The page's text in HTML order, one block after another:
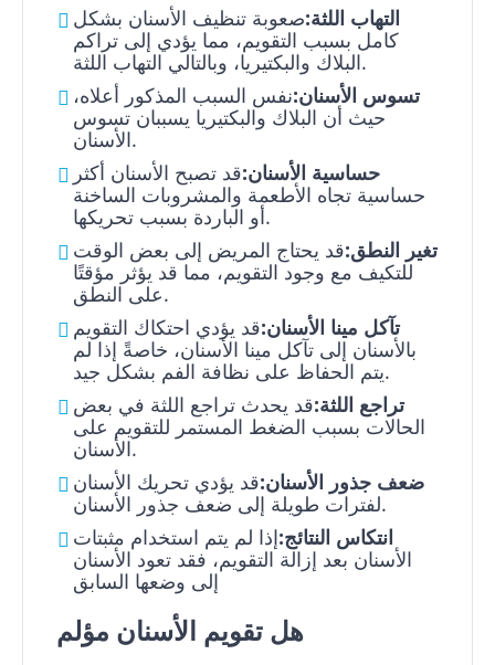
التهاب اللثة:صعوبة تنظيف الأسنان بشكل
كامل بسبب التقويم، مما يؤدي إلى تراكم
البلاك والبكتيريا، وبالتالي التهاب اللثة.
تسوس الأسنان:نفس السبب المذكور أعلاه،
حيث أن البلاك والبكتيريا يسببان تسوس
الأسنان.
حساسية الأسنان:قد تصبح الأسنان أكثر
حساسية تجاه الأطعمة والمشروبات الساخنة
أو الباردة بسبب تحريكها.
تغير النطق:قد يحتاج المريض إلى بعض الوقت
للتكيف مع وجود التقويم، مما قد يؤثر مؤقتًا
على النطق.
تآكل مينا الأسنان:قد يؤدي احتكاك التقويم
بالأسنان إلى تآكل مينا الأسنان، خاصةً إذا لم
يتم الحفاظ على نظافة الفم بشكل جيد.
تراجع اللثة:قد يحدث تراجع اللثة في بعض
الحالات بسبب الضغط المستمر للتقويم على
الأسنان.
ضعف جذور الأسنان:قد يؤدي تحريك الأسنان
لفترات طويلة إلى ضعف جذور الأسنان.
انتكاس النتائج:إذا لم يتم استخدام مثبتات
الأسنان بعد إزالة التقويم، فقد تعود الأسنان
إلى وضعها السابق
هل تقويم الأسنان مؤلم